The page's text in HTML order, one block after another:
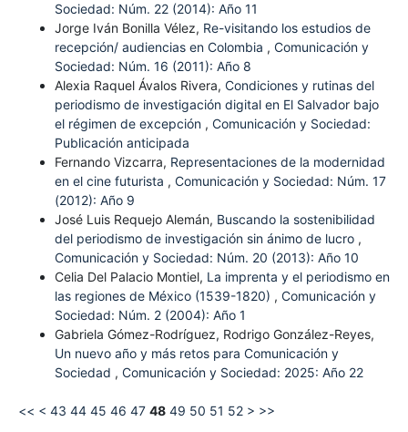
Sociedad: Núm. 22 (2014): Año 11
Jorge Iván Bonilla Vélez, Re-visitando los estudios de
recepción/ audiencias en Colombia , Comunicación y
Sociedad: Núm. 16 (2011): Año 8
Alexia Raquel Ávalos Rivera, Condiciones y rutinas del
periodismo de investigación digital en El Salvador bajo
el régimen de excepción , Comunicación y Sociedad:
Publicación anticipada
Fernando Vizcarra, Representaciones de la modernidad
en el cine futurista , Comunicación y Sociedad: Núm. 17
(2012): Año 9
José Luis Requejo Alemán, Buscando la sostenibilidad
del periodismo de investigación sin ánimo de lucro ,
Comunicación y Sociedad: Núm. 20 (2013): Año 10
Celia Del Palacio Montiel, La imprenta y el periodismo en
las regiones de México (1539-1820) , Comunicación y
Sociedad: Núm. 2 (2004): Año 1
Gabriela Gómez-Rodríguez, Rodrigo González-Reyes,
Un nuevo año y más retos para Comunicación y
Sociedad , Comunicación y Sociedad: 2025: Año 22
<< < 43 44 45 46 47 48 49 50 51 52 > >>